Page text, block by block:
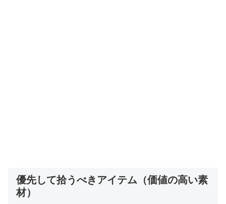
優先して拾うべきアイテム（価値の高い素
材）